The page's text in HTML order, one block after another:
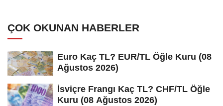
ÇOK OKUNAN HABERLER
Euro Kaç TL? EUR/TL Öğle Kuru (08
Ağustos 2026)
İsviçre Frangı Kaç TL? CHF/TL Öğle
Kuru (08 Ağustos 2026)